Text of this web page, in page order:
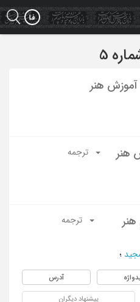
هنر
هنر ترجمه
ترجمه
؛
آدرس
پیشنهاد دیگران